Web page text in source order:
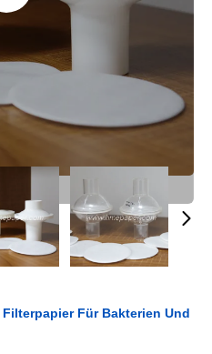
Für Bakterien Und